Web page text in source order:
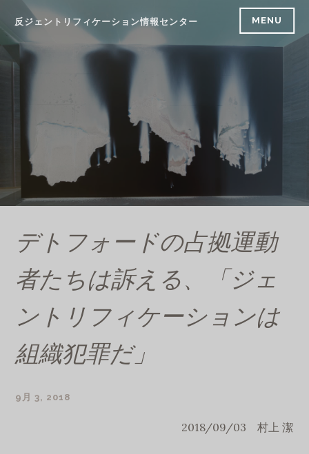
content
反ジェントリフィケーション情報センター MENU
デトフォードの占拠運動
者たちは訴える、「ジェ
ントリフィケーションは
組織犯罪だ」
9月 3, 2018
2018/09/03 村上 潔